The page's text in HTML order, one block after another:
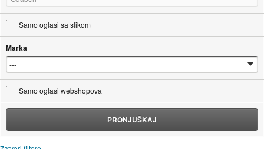
Samo oglasi sa slikom
Marka
Samo oglasi webshopova
PRONJUŠKAJ